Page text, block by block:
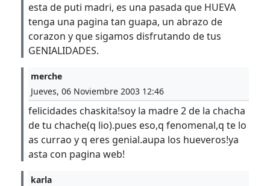
esta de puti madri, es una pasada que HUEVA
tenga una pagina tan guapa, un abrazo de
corazon y que sigamos disfrutando de tus
GENIALIDADES.
merche
Jueves, 06 Noviembre 2003 12:46
felicidades chaskita!soy la madre 2 de la chacha
de tu chache(q lio).pues eso,q fenomenal,q te lo
as currao y q eres genial.aupa los hueveros!ya
asta con pagina web!
karla